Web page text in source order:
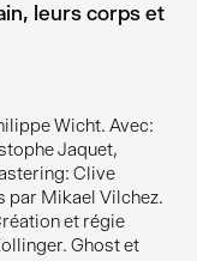
Wicht. Avec:
Jaquet,
Clive
par Mikael Vilchez.
et régie
Ghost et
leurs corps et